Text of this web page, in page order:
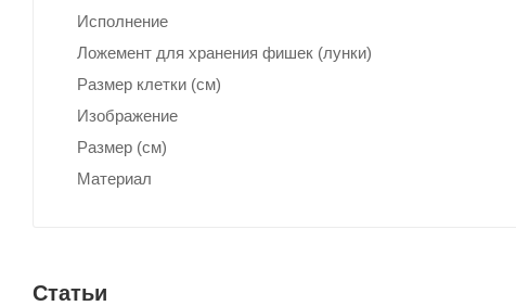
Исполнение
Ложемент для хранения фишек (лунки)
Размер клетки (см)
Изображение
Размер (см)
Материал
Статьи